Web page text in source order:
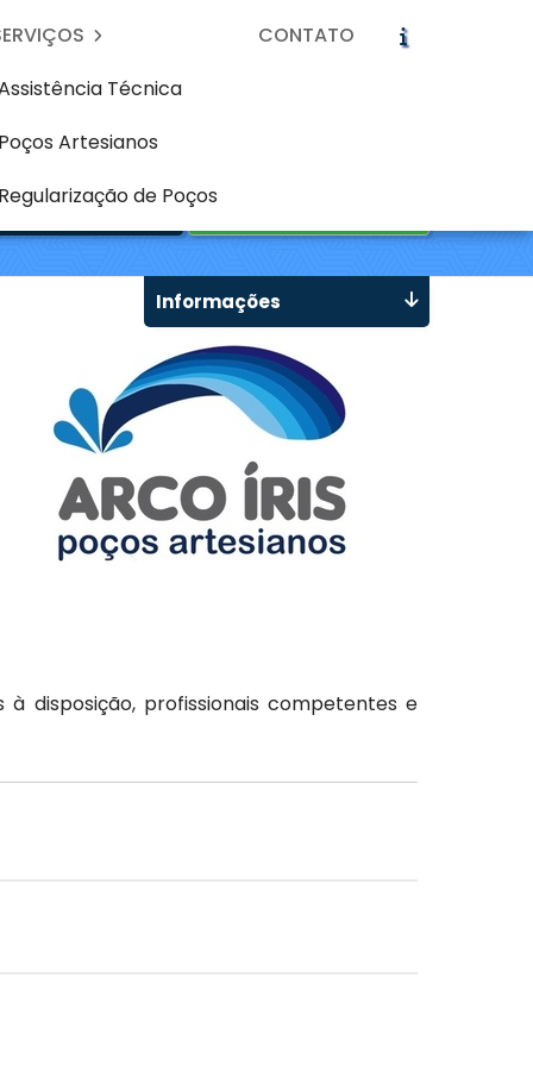
de Poços
disposição, profissionais competentes e
Informações